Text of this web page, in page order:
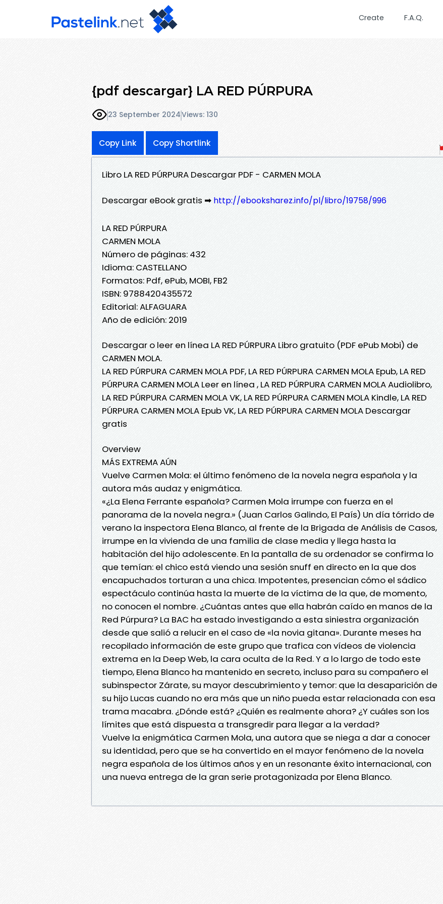
Create F.A.Q.
{pdf descargar} LA RED PÚRPURA
23 September 2024Views: 130
Copy Link Copy Shortlink
Libro LA RED PÚRPURA Descargar PDF - CARMEN MOLA
Descargar eBook gratis ➡ http://ebooksharez.info/pl/libro/19758/996
LA RED PÚRPURA
CARMEN MOLA
Número de páginas: 432
Idioma: CASTELLANO
Formatos: Pdf, ePub, MOBI, FB2
ISBN: 9788420435572
Editorial: ALFAGUARA
Año de edición: 2019
Descargar o leer en línea LA RED PÚRPURA Libro gratuito (PDF ePub Mobi) de
CARMEN MOLA.
LA RED PÚRPURA CARMEN MOLA PDF, LA RED PÚRPURA CARMEN MOLA Epub, LA RED
PÚRPURA CARMEN MOLA Leer en línea , LA RED PÚRPURA CARMEN MOLA Audiolibro,
LA RED PÚRPURA CARMEN MOLA VK, LA RED PÚRPURA CARMEN MOLA Kindle, LA RED
PÚRPURA CARMEN MOLA Epub VK, LA RED PÚRPURA CARMEN MOLA Descargar
gratis
Overview
MÁS EXTREMA AÚN
Vuelve Carmen Mola: el último fenómeno de la novela negra española y la
autora más audaz y enigmática.
«¿La Elena Ferrante española? Carmen Mola irrumpe con fuerza en el
panorama de la novela negra.» (Juan Carlos Galindo, El País) Un día tórrido de
verano la inspectora Elena Blanco, al frente de la Brigada de Análisis de Casos,
irrumpe en la vivienda de una familia de clase media y llega hasta la
habitación del hijo adolescente. En la pantalla de su ordenador se confirma lo
que temían: el chico está viendo una sesión snuff en directo en la que dos
encapuchados torturan a una chica. Impotentes, presencian cómo el sádico
espectáculo continúa hasta la muerte de la víctima de la que, de momento,
no conocen el nombre. ¿Cuántas antes que ella habrán caído en manos de la
Red Púrpura? La BAC ha estado investigando a esta siniestra organización
desde que salió a relucir en el caso de «la novia gitana». Durante meses ha
recopilado información de este grupo que trafica con vídeos de violencia
extrema en la Deep Web, la cara oculta de la Red. Y a lo largo de todo este
tiempo, Elena Blanco ha mantenido en secreto, incluso para su compañero el
subinspector Zárate, su mayor descubrimiento y temor: que la desaparición de
su hijo Lucas cuando no era más que un niño pueda estar relacionada con esa
trama macabra. ¿Dónde está? ¿Quién es realmente ahora? ¿Y cuáles son los
límites que está dispuesta a transgredir para llegar a la verdad?
Vuelve la enigmática Carmen Mola, una autora que se niega a dar a conocer
su identidad, pero que se ha convertido en el mayor fenómeno de la novela
negra española de los últimos años y en un resonante éxito internacional, con
una nueva entrega de la gran serie protagonizada por Elena Blanco.